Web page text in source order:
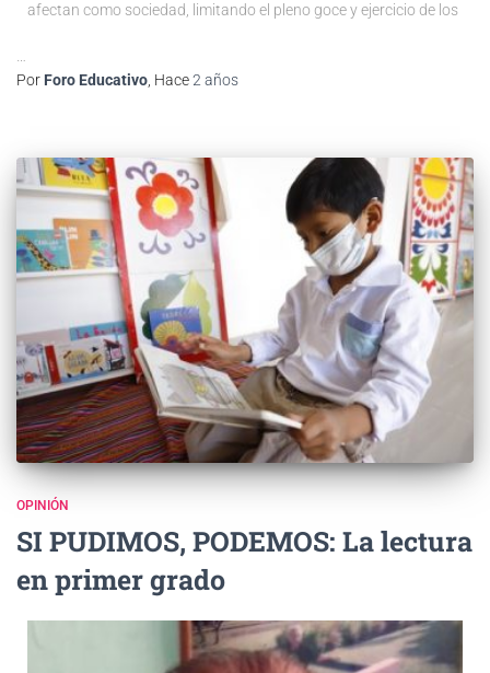
afectan como sociedad, limitando el pleno goce y ejercicio de los
Por Foro Educativo , Hace2 años
OPINIÓN
SI PUDIMOS, PODEMOS: La lectura
en primer grado